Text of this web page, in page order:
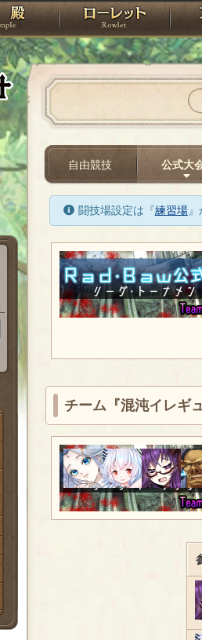
PandoraPartyProject
神殿 ロー
自由競技 公式大
闘技場設定は『練習場』
チーム『混沌イレギ